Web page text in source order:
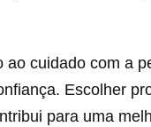
ao cuidado com a
Escolher
para uma